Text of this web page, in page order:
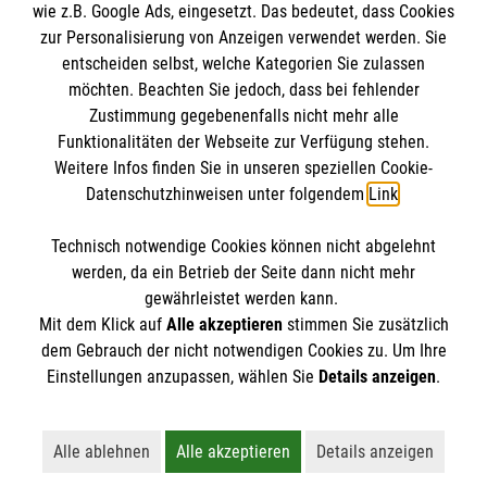
Rahmenprogramm, gemeinsames Singen,
gemeinsames Basteln
Erinnerungsfoto mit Nikolaus als
Mitnehm-Geschenk
Besuche mit oder ohne Nikolaus in
Frauenhäusern, Obdachlosenheimen,
Krankenhäusern, Alteneinrichtungen,
Hauptamtliche und/oder Ehrenamtliche
kochen für Bedürftige und essen
anschließend gemeinsam
Päckchen packen für Bedürftige im In-
oder Ausland
Selbstgebackenes, Nützliches….
Stand auf dem Weihnachtsmarkt - Verkauf
Alternativen könnten zum Beispiel sein:
Wohlfühl-Tag, inkl. z.B. Friseur, Tierarzt -
mit vorheriger Anmeldung
Frühstück oder Mittagessen„to go“: frisch
belegte Brötchen, Kaffee, Rührei, Obst und
/ oder Eintöpfe, Suppen sowie andere
zubereitet und den Bedürftigen gut
verpackt mitgegeben.
Verteilung von Lebensmittelpaketen
(mit
haltbaren Lebensmitteln) in der
Häuslichkeit
sogenannten „Gabenzäunen“ werden
Bedürftigen in Tüten verpacktes Essen,
Datenschutz
Barrierefreiheit
Kontakt
Die Malteser
Malteser in Deutschland
Malteserorden
Sharepoint
Spendenkonto
Säckingen
IBAN: DE13664900000000107700
BIC: GENODE610G1
Volksbank eG. Die Gestalterbank
So finden Sie uns
Zähringerstraße 13
79713 Bad Säckingen
Email:magdalena.vonschoenau@malteser.org
Der Malteser Hilfsdienst e.V. ist als eingetragene
Gewerbesteuer befreit.
wie z.B. Google Ads, eingesetzt. Das bedeutet, dass Cookies
zur Personalisierung von Anzeigen verwendet werden. Sie
entscheiden selbst, welche Kategorien Sie zulassen
möchten. Beachten Sie jedoch, dass bei fehlender
Zustimmung gegebenenfalls nicht mehr alle
Funktionalitäten der Webseite zur Verfügung stehen.
Weitere Infos finden Sie in unseren speziellen Cookie-
Datenschutzhinweisen unter folgendem Link.
Technisch notwendige Cookies können nicht abgelehnt
werden, da ein Betrieb der Seite dann nicht mehr
gewährleistet werden kann.
Mit dem Klick auf Alle akzeptierenstimmen Sie zusätzlich
dem Gebrauch der nicht notwendigen Cookies zu. Um Ihre
Einstellungen anzupassen, wählen Sie Details anzeigen.
Alle ablehnen
Lehnt alle nicht-essentiellen Cookies ab
Alle akzeptieren
Akzeptiert alle Cookies
Details anzeigen